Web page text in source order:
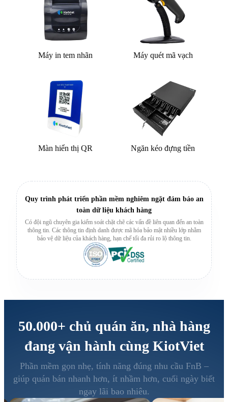
Máy in tem nhãn Máy quét mã vạch
Màn hiển thị QR Ngăn kéo đựng tiền
Quy trình phát triển phần mềm nghiêm ngặt đảm bảo an
toàn dữ liệu khách hàng
Có đội ngũ chuyên gia kiểm soát chặt chẽ các vấn đề liên quan đến an toàn
thông tin. Các thông tin định danh được mã hóa bảo mật nhiều lớp nhằm
bảo vệ dữ liệu của khách hàng, hạn chế tối đa rủi ro lộ thông tin.
50.000+ chủ quán ăn, nhà hàng
đang vận hành cùng KiotViet
Phần mềm gọn nhẹ, tính năng đúng nhu cầu FnB –
giúp quán bán nhanh hơn, ít nhầm hơn, cuối ngày biết
ngay lãi bao nhiêu.